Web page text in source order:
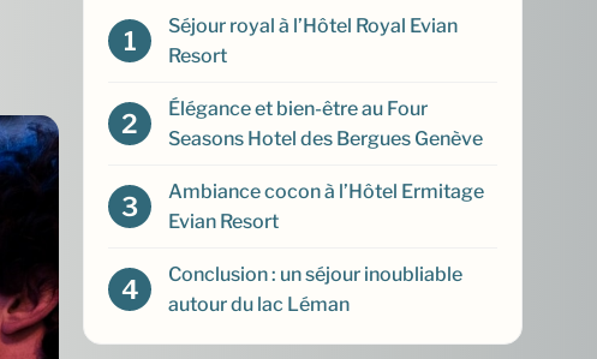
Séjour royal à l’Hôtel Royal Evian
Resort
Élégance et bien-être au Four
Seasons Hotel des Bergues Genève
Ambiance cocon à l’Hôtel Ermitage
Evian Resort
Conclusion : un séjour inoubliable
autour du lac Léman